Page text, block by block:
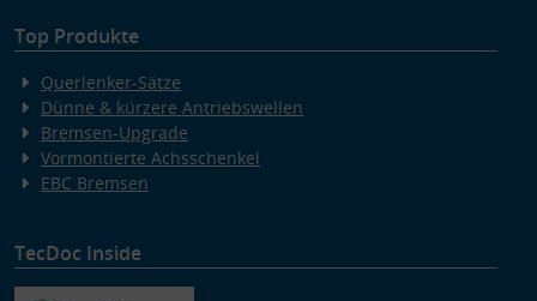
Top Produkte
Querlenker-Sätze
Dünne & kürzere Antriebswellen
Bremsen-Upgrade
Vormontierte Achsschenkel
EBC Bremsen
TecDoc Inside